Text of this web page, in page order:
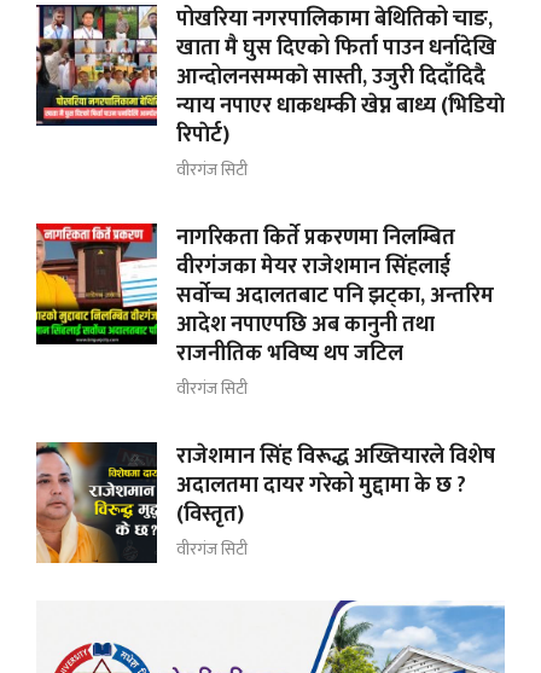
पोखरिया नगरपालिकामा बेथितिको चाङ,
खाता मै घुस दिएको फिर्ता पाउन धर्नादेखि
आन्दोलनसम्मकाे सास्ती, उजुरी दिदाँदिदै
न्याय नपाएर धाकधम्की खेप्न बाध्य (भिडियाे
रिपाेर्ट)
वीरगंज सिटी
नागरिकता किर्ते प्रकरणमा निलम्बित
वीरगंजका मेयर राजेशमान सिंहलाई
सर्वोच्च अदालतबाट पनि झट्का, अन्तरिम
आदेश नपाएपछि अब कानुनी तथा
राजनीतिक भविष्य थप जटिल
वीरगंज सिटी
राजेशमान सिंह विरूद्ध अख्तियारले विशेष
अदालतमा दायर गरेको मुद्दामा के छ ?
(विस्तृत)
वीरगंज सिटी